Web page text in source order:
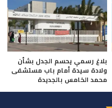
بلاغ رسمي يحسم الجدل بشأن
ولادة سيدة أمام باب مستشفى
محمد الخامس بالجديدة